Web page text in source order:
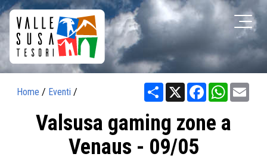
Home / Eventi / Share X Facebook
Valsusa gaming zone a
Venaus - 09/05